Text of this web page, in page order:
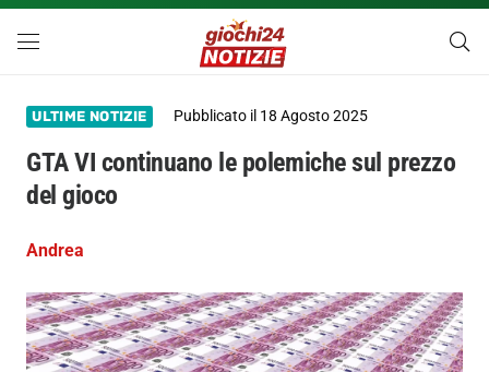
ULTIME NOTIZIE Pubblicato il 18 Agosto 2025
GTA VI continuano le polemiche sul prezzo
del gioco
Andrea